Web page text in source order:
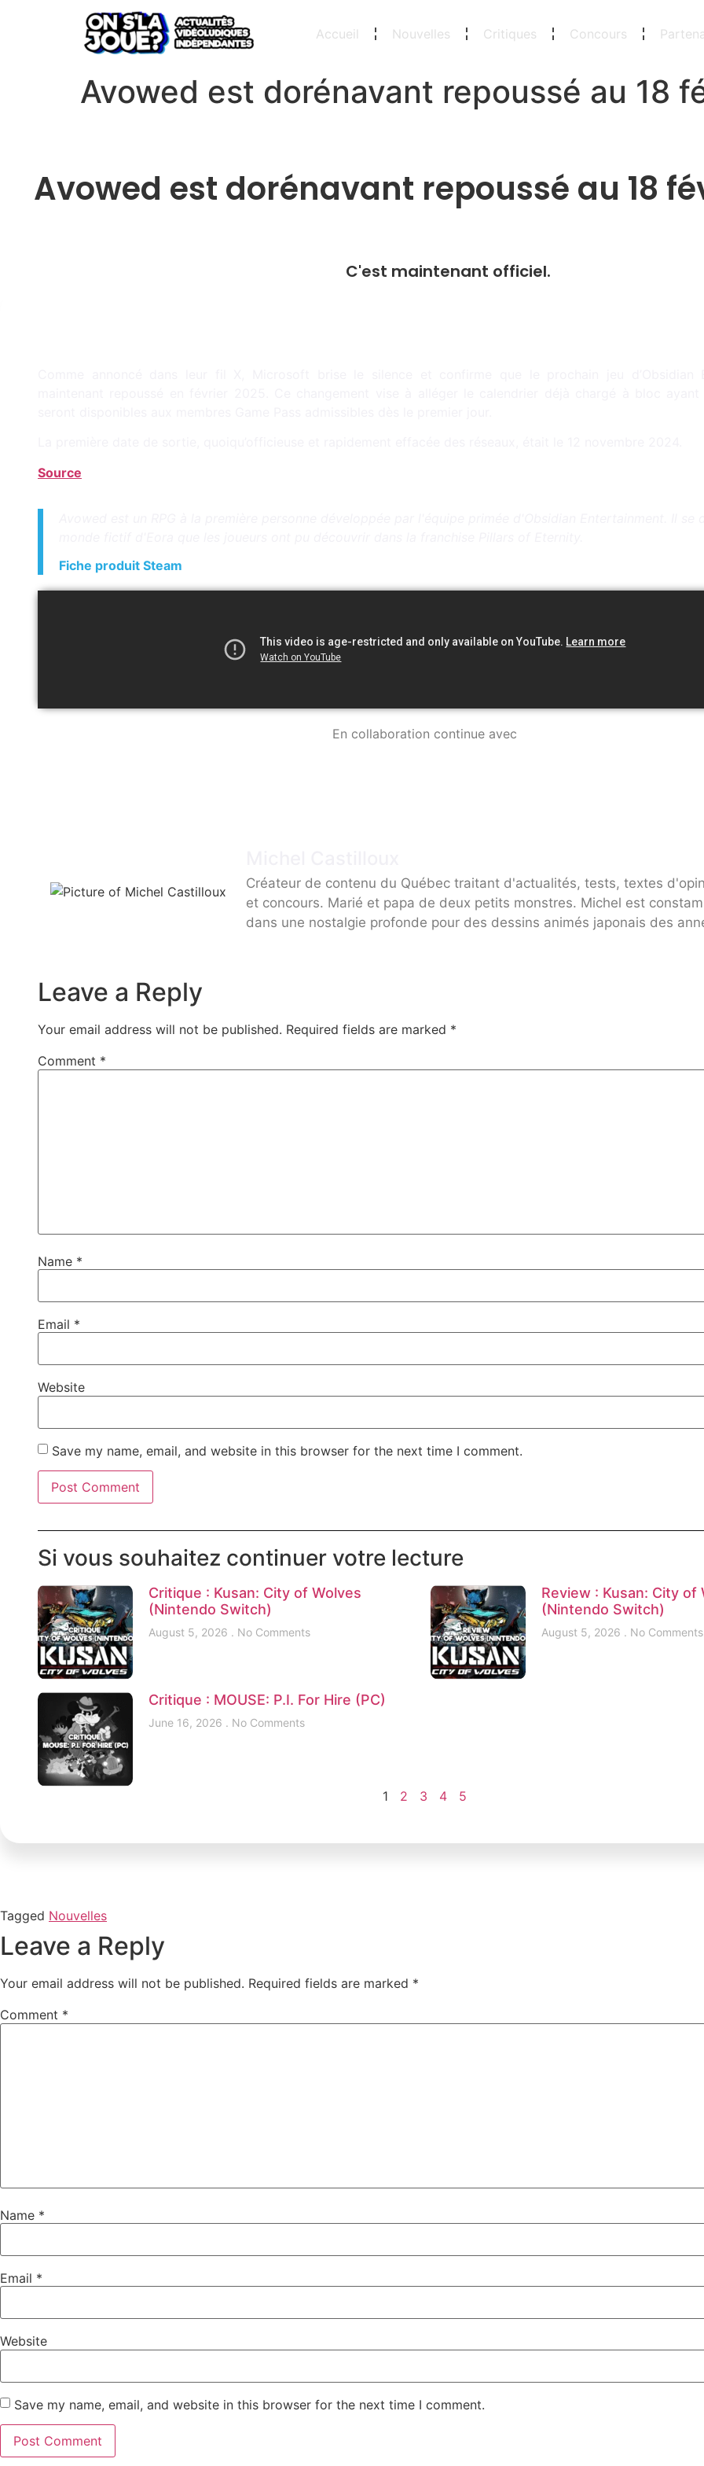
Accueil Nouvelles Critiques Concours
Avowed est dorénavant repoussé au 18
Avowed est dorénavant repoussé au 18
C'est maintenant officiel.
Source
Fiche produit Steam
En collaboration continue avec
Créateur de contenu du Québec traitant d'actualités, tests, textes
et concours. Marié et papa de deux petits monstres. Michel est
dans une nostalgie profonde pour des dessins animés japonais des
Leave a Reply
Your email address will not be published. Required fields are marked *
Comment *
Name *
Email *
Website
Save my name, email, and website in this browser for the next time I comment.
Si vous souhaitez continuer votre lecture
Critique : Kusan: City of Wolves
(Nintendo Switch)
August 5, 2026 No Comments
Review : Kusan: City of
(Nintendo Switch)
August 5, 2026 No Comments
Critique : MOUSE: P.I. For Hire (PC)
June 16, 2026 No Comments
1 2 3 4 5
Tagged Nouvelles
Leave a Reply
Your email address will not be published. Required fields are marked *
Comment *
Name *
Email *
Website
Save my name, email, and website in this browser for the next time I comment.